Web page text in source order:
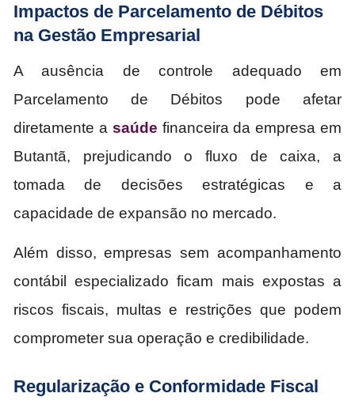
Impactos de Parcelamento de Débitos
na Gestão Empresarial
A ausência de controle adequado em
Parcelamento de Débitos pode afetar
diretamente a saúde financeira da empresa em
Butantã, prejudicando o fluxo de caixa, a
tomada de decisões estratégicas e a
capacidade de expansão no mercado.
Além disso, empresas sem acompanhamento
contábil especializado ficam mais expostas a
riscos fiscais, multas e restrições que podem
comprometer sua operação e credibilidade.
Regularização e Conformidade Fiscal